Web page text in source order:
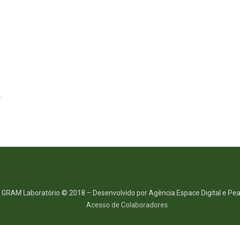
GRAM Laboratório © 2018 – Desenvolvido por Agência Espace Digital e
Acesso de Colaboradores